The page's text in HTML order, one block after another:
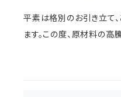
平素は格別のお引き立て
ます。この度、原材料の